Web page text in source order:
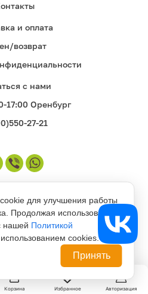
Корзина Избранное Авторизация
и оплата
возврат
с нами
17:00 Оренбург
27-21
для улучшения работы
Продолжая использовать
нашей Политикой
cookies.
Принять